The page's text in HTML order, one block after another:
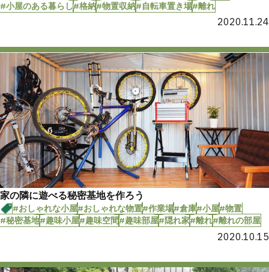
#小屋のある暮らし#格納#物置収納#自転車置き場#離れ
2020.11.24
家の隣に遊べる秘密基地を作ろう
#おしゃれな小屋#おしゃれな物置#作業場#倉庫#小屋#物置
#秘密基地#趣味小屋#趣味空間#趣味部屋#隠れ家#離れ#離れの部屋
2020.10.15